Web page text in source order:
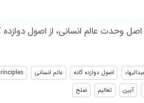
وحدت عالم انسانی، از اصول دوازده
اصول دوازده گانه عالم انسانی
آیین تعالیم صلح